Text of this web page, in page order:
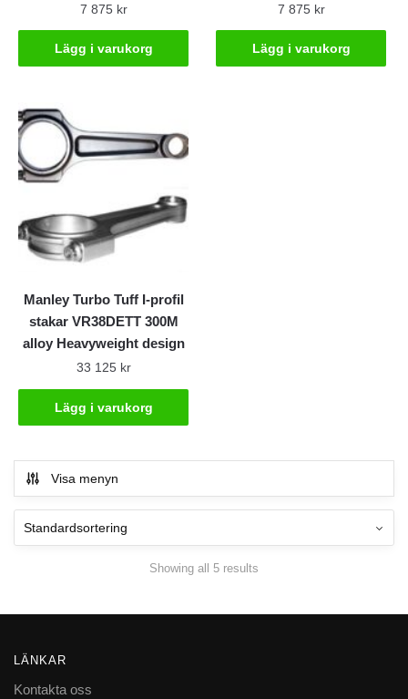
7 875 kr
Lägg i varukorg
7 875 kr
Lägg i varukorg
Manley Turbo Tuff I-profil
stakar VR38DETT 300M
alloy Heavyweight design
33 125 kr
Lägg i varukorg
Visa menyn
Showing all 5 results
LÄNKAR
Kontakta oss